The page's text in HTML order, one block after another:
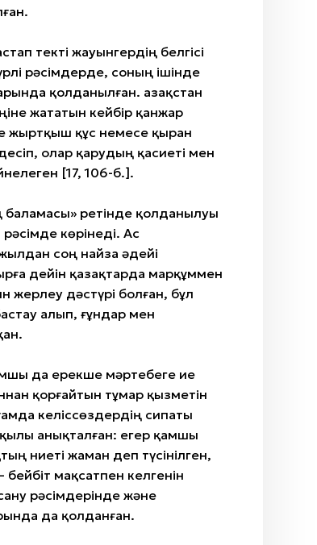
текті жауынгердің белгісі
рәсімдерде, соның ішінде
қолданылған. Қазақстан
жататын кейбір қанжар
жыртқыш құс немесе қыран
олар қарудың қасиеті мен
[17, 106-б.].
ретінде қолданылуы
көрінеді. Ас
соң найза әдейі
дейін қазақтарда марқұммен
жерлеу дәстүрі болған, бұл
алып, ғұндар мен
да ерекше мәртебеге ие
қорғайтын тұмар қызметін
келіссөздердің сипаты
анықталған: егер қамшы
ниеті жаман деп түсінілген,
мақсатпен келгенін
рәсімдерінде және
да қолданған.